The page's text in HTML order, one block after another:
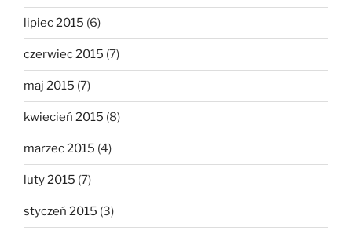
lipiec 2015 (6)
czerwiec 2015 (7)
maj 2015 (7)
kwiecień 2015 (8)
marzec 2015 (4)
luty 2015 (7)
styczeń 2015 (3)